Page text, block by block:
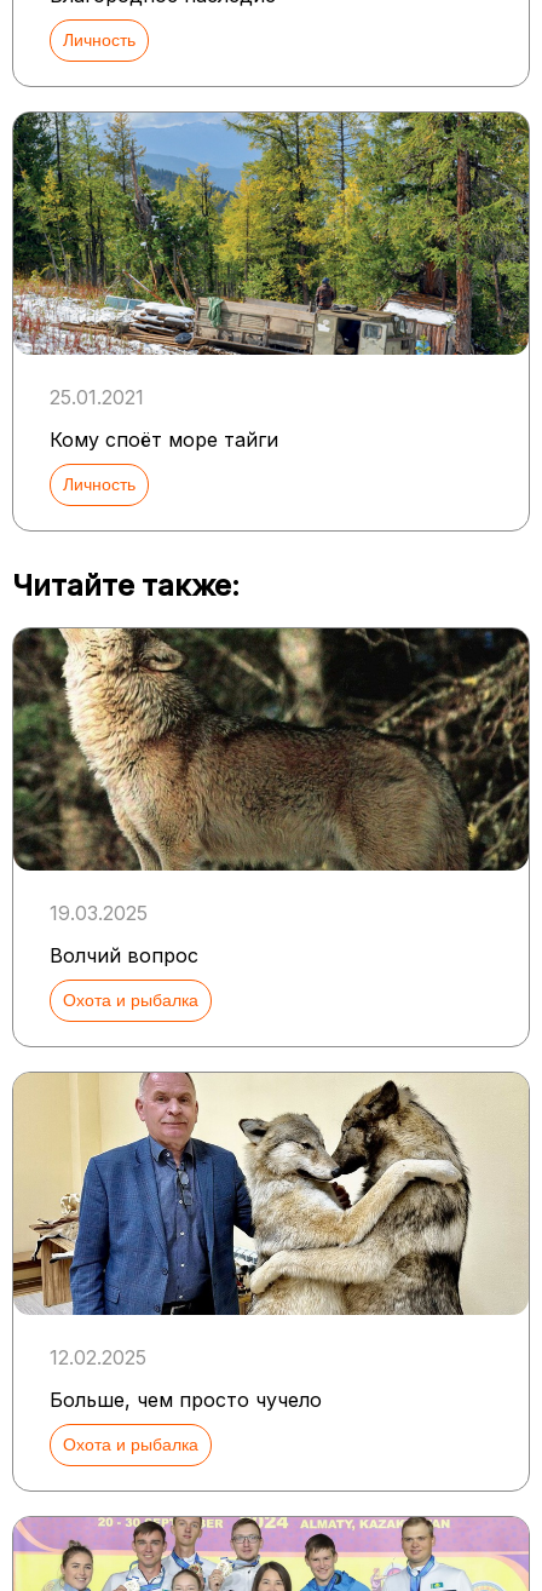
Личность
25.01.2021
Кому споёт море тайги
Личность
Читайте также:
19.03.2025
Волчий вопрос
Охота и рыбалка
12.02.2025
Больше, чем просто чучело
Охота и рыбалка